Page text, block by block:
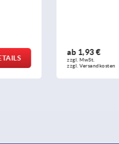
ab2,58 €
zzgl. MwSt.
zzgl. Versandkosten